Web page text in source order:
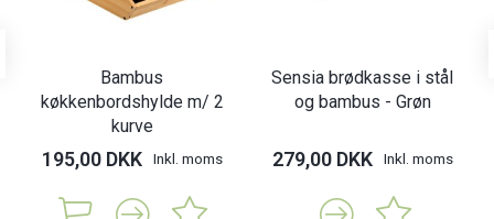
Bambus
køkkenbordshylde m/ 2
kurve
195,00 DKK Inkl. moms
Sensia brødkasse i stål
og bambus - Grøn
279,00 DKK Inkl. moms